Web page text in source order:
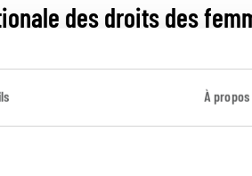
À
des droits des
et associations féministes organisent
aux droits des femmes et
Lundi suivant Pâques